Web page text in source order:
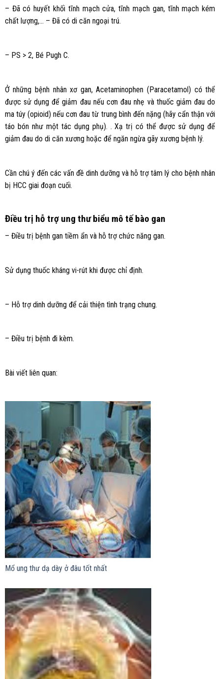
– Đã có huyết khối tĩnh mạch cửa, tĩnh mạch gan, tĩnh mạch kém
chất lượng,… – Đã có di căn ngoại trú.
– PS > 2, Bé Pugh C.
Ở những bệnh nhân xơ gan, Acetaminophen (Paracetamol) có thể
được sử dụng để giảm đau nếu cơn đau nhẹ và thuốc giảm đau do
ma túy (opioid) nếu cơn đau từ trung bình đến nặng (hãy cẩn thận với
táo bón như một tác dụng phụ). . Xạ trị có thể được sử dụng để
giảm đau do di căn xương hoặc để ngăn ngừa gãy xương bệnh lý.
Cần chú ý đến các vấn đề dinh dưỡng và hỗ trợ tâm lý cho bệnh nhân
bị HCC giai đoạn cuối.
Điều trị hỗ trợ ung thư biểu mô tế bào gan
– Điều trị bệnh gan tiềm ẩn và hỗ trợ chức năng gan.
Sử dụng thuốc kháng vi-rút khi được chỉ định.
– Hỗ trợ dinh dưỡng để cải thiện tình trạng chung.
– Điều trị bệnh đi kèm.
Bài viết liên quan:
Mổ ung thư dạ dày ở đâu tốt nhất